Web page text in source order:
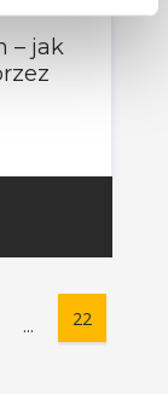
– jak
... 22